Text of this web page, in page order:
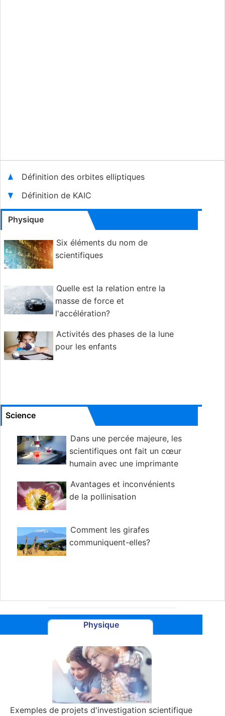
Définition des orbites elliptiques
Définition de KAIC
Physique
Six éléments du nom de
scientifiques
Quelle est la relation entre la
masse de force et
l'accélération?
Activités des phases de la lune
pour les enfants
Science
Dans une percée majeure, les
scientifiques ont fait un cœur
humain avec une imprimante
Avantages et inconvénients
de la pollinisation
Comment les girafes
communiquent-elles?
Physique
Exemples de projets d'investigation scientifique